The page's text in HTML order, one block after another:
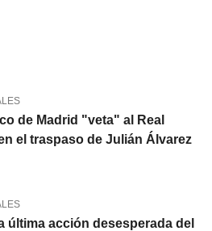
de Madrid "veta" al Real
el traspaso de Julián Álvarez
última acción desesperada del